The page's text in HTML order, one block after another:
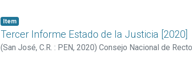
Item
Tercer Informe Estado de la Justicia [2020]
(San José, C.R. : PEN, 2020) Consejo Nacional de